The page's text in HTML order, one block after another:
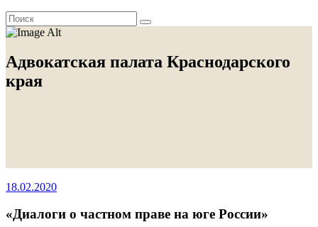
Адвокатская палата Краснодарского
края
18.02.2020
«Диалоги о частном праве на юге России»